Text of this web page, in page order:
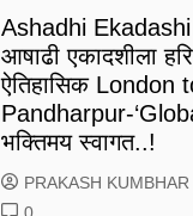
Ashadhi
आषाढी एकादशीला
ऐतिहासिक London
Pandharpur-
भक्तिमय स्वागत..!
PRAKASH KUMBHAR